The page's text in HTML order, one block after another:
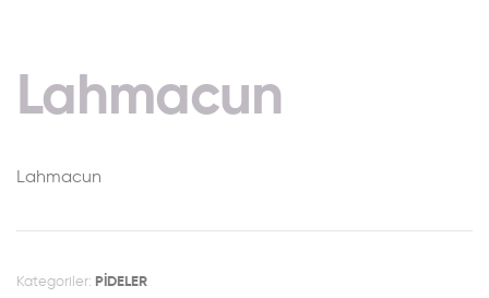
Lahmacun
Lahmacun
Kategoriler: PİDELER